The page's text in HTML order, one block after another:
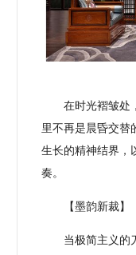
在时光褶皱处
里不再是晨昏交替
生长的精神结界，
奏。
【墨韵新裁】
当极简主义的